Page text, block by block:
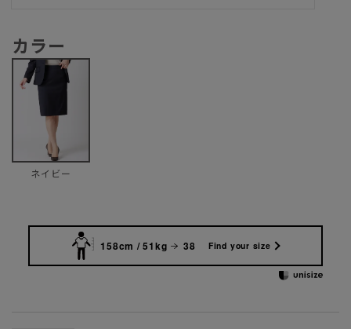
カラー
ネイビー
158cm / 51kg 38 Find your size